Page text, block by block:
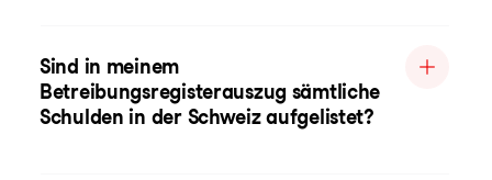
Sind in meinem
Betreibungsregisterauszug sämtliche
Schulden in der Schweiz aufgelistet?